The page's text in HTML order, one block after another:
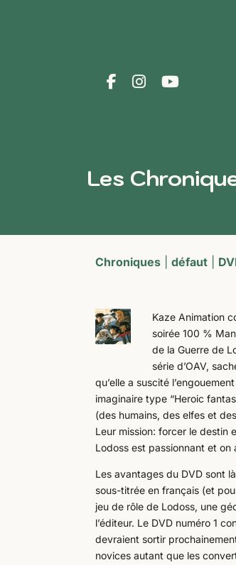
Les
Chroniques |défaut
Kaze Animation
soirée 100 %
de la Guerre de
série d’OAV,
qu’elle a suscité
imaginaire type “Heroic
(des humains, des elfes et
Leur mission: forcer le destin
Lodoss est passionnant et on
Les avantages du DVD sont
sous-titrée en français (et
jeu de rôle de Lodoss, une
l’éditeur. Le DVD numéro 1
devraient sortir
novices autant que les